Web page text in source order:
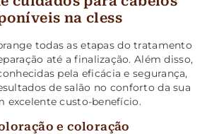
na cless
todas as etapas do tratamento
até a finalização. Além disso,
pela eficácia e segurança,
de salão no conforto da sua
excelente custo-benefício.
e coloração